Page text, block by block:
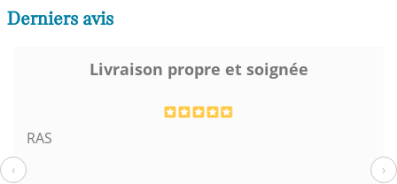
Derniers avis
Livraison propre et soignée
RAS
‹ ›